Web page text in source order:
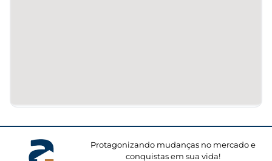
Protagonizando mudanças no mercado e
conquistas em sua vida!